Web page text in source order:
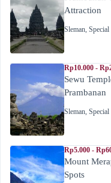
Attraction
Sleman,
Rp10.000 -
Sewu
Prambanan
Sleman,
Rp5.000 -
Mount
Spots